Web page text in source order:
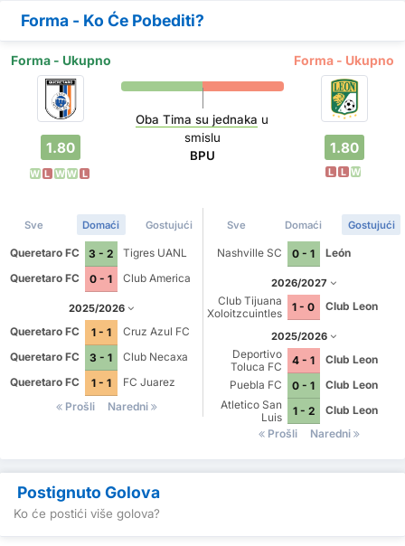
Forma - Ko Će Pobediti?
Forma - Ukupno Forma - Ukupno
1.80
W L W W L
Oba Tima su jednaka u
smislu
BPU
1.80
L L W
Sve Domaći Gostujući
Queretaro FC 3 - 2
Tigres UANL
Queretaro FC
0 - 1 Club America
2025/2026
Queretaro FC 1 - 1
Cruz Azul FC
Queretaro FC
3 - 1
Club Necaxa
Queretaro FC
1 - 1
FC Juarez
Prošli
Naredni
Sve Domaći Gostujući
Nashville SC 0 - 1 León
2026/2027
Club Tijuana
Xoloitzcuintles
1 - 0 Club Leon
2025/2026
Deportivo
Toluca FC
4 - 1
Club Leon
Puebla FC
0 - 1
Club Leon
Atletico San
Luis
1 - 2
Club Leon
Prošli
Naredni
Postignuto Golova
Ko će postići više golova?